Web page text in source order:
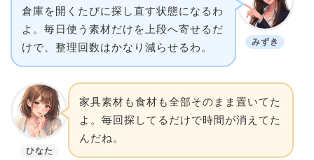
みずき
倉庫を開くたびに探し直す状態になるわ
よ。毎日使う素材だけを上段へ寄せるだ
けで、整理回数はかなり減らせるわ。
ひなた
家具素材も食材も全部そのまま置いてた
よ。毎回探してるだけで時間が消えてた
んだね。